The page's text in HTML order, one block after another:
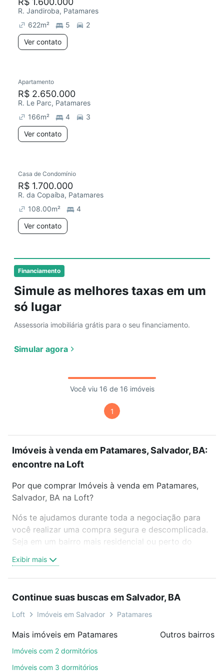
Financiamento
Simule as melhores taxas em um
só lugar
Assessoria imobiliária grátis para o seu financiamento.
Simular agora
R. Jandiroba, Patamares
622m² 5
2
Ver contato
Apartamento
R$ 2.650.000
R. Le Parc, Patamares
166m² 4
3
Ver contato
Casa de Condomínio
R$ 1.700.000
R. da Copaíba, Patamares
108.00m²
4
Ver contato
Você viu 16 de 16 imóveis
1
Imóveis à venda em Patamares, Salvador, BA:
encontre na Loft
Por que comprar Imóveis à venda em Patamares,
Salvador, BA na Loft?
Nós te ajudamos durante toda a negociação para
você realizar uma compra segura e descomplicada.
Seja em um bairro mais residencial ou perto do
oferta ideal de Imóveis à venda em Patamares,
Salvador, BA para conquistar seu sonho. Agende
sem compromisso e você ainda conta com mais de
46 mil corretores e imobiliárias te ajudando na
Como escolher um imóvel?
Use barra de busca no topo para pesquisar por
Exibir mais
Continue suas buscas em Salvador, BA
Loft Imóveis em Salvador Patamares
Mais imóveis em Patamares
Imóveis com 2 dormitórios
Imóveis com 3 dormitórios
Outros bairros